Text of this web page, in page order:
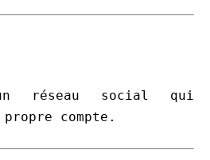
réseau social qui
compte.